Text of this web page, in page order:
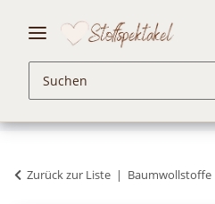
Zurück zur Liste Baumwollstoffe